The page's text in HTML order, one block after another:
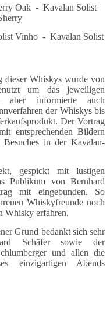
Oak - Kavalan Solist
- Kavalan Solist
dieser Whiskys wurde von
um das jeweiligen
aber informierte auch
der Whiskys bis
Der Vortrag
entsprechenden Bildern
Besuches in der Kavalan-
gespickt mit lustigen
Publikum von Bernhard
mit eingebunden. So
Whiskyfreunde noch
Whisky erfahren.
Grund bedankt sich sehr
Schäfer sowie der
und allen die
einzigartigen Abends